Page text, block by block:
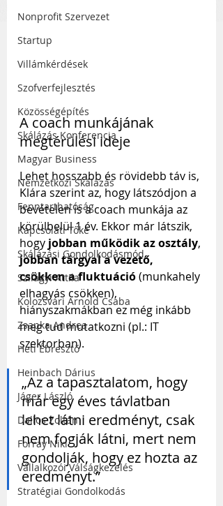
Nonprofit Szervezet
Startup
Villámkérdések
Szofverfejlesztés
Közösségépítés
Skálázás Konferencia
Magyar Business
Nemzetközi Skálázás
Fenntarthatóság
Kapcsolati Tőke
Skálázási Gondolkodásmód
Szilágyi Attila
Kolozsvári Arnold Csaba
Zsapka Andrea
Heti Ébresztő
Heinbach Dárius
Jáger László
Dallos Zoltán
Forray Niki
Vállalkozói Válságkezelés
Stratégiai Gondolkodás
A coach munkájának
megtérülési ideje
Lehet hosszabb és rövidebb táv is,
Klára szerint az, hogy látszódjon a
bevételen is a coach munkája az
körülbelül 1 év. Ekkor már látszik,
hogy jobban működik az osztály,
jobban tárgyal a vezető,
csökken a fluktuáció (munkahely
elhagyás csökken),
hiányszakmákban ez még inkább
meg tud mutatkozni (pl.: IT
szektorban).
„Az a tapasztalatom, hogy
már egy éves távlatban
lehet látni eredményt, csak
nem fogják látni, mert nem
gondolják, hogy ez hozta az
eredményt.”